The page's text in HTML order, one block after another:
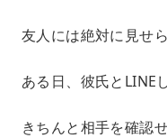
友人には絶対に見せ
ある日、彼氏とLINE
きちんと相手を確認